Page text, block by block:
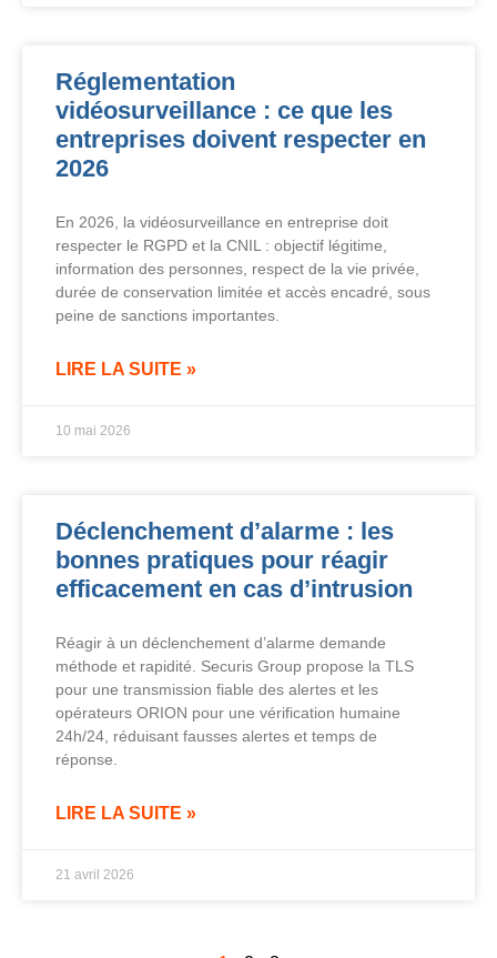
Réglementation
vidéosurveillance : ce que les
entreprises doivent respecter en
2026
En 2026, la vidéosurveillance en entreprise doit
respecter le RGPD et la CNIL : objectif légitime,
information des personnes, respect de la vie privée,
durée de conservation limitée et accès encadré, sous
peine de sanctions importantes.
LIRE LA SUITE »
10 mai 2026
Déclenchement d’alarme : les
bonnes pratiques pour réagir
efficacement en cas d’intrusion
Réagir à un déclenchement d’alarme demande
méthode et rapidité. Securis Group propose la TLS
pour une transmission fiable des alertes et les
opérateurs ORION pour une vérification humaine
24h/24, réduisant fausses alertes et temps de
réponse.
LIRE LA SUITE »
21 avril 2026